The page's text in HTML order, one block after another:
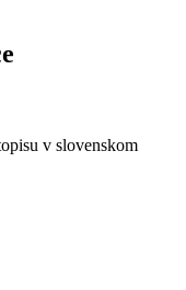
v slovenskom